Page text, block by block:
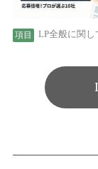
LP全般に関し